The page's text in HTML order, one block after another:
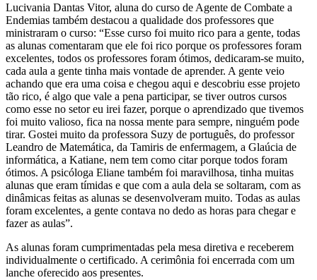
Lucivania Dantas Vitor, aluna do curso de Agente de Combate a
Endemias também destacou a qualidade dos professores que
ministraram o curso: “Esse curso foi muito rico para a gente, todas
as alunas comentaram que ele foi rico porque os professores foram
excelentes, todos os professores foram ótimos, dedicaram-se muito,
cada aula a gente tinha mais vontade de aprender. A gente veio
achando que era uma coisa e chegou aqui e descobriu esse projeto
tão rico, é algo que vale a pena participar, se tiver outros cursos
como esse no setor eu irei fazer, porque o aprendizado que tivemos
foi muito valioso, fica na nossa mente para sempre, ninguém pode
tirar. Gostei muito da professora Suzy de português, do professor
Leandro de Matemática, da Tamiris de enfermagem, a Glaúcia de
informática, a Katiane, nem tem como citar porque todos foram
ótimos. A psicóloga Eliane também foi maravilhosa, tinha muitas
alunas que eram tímidas e que com a aula dela se soltaram, com as
dinâmicas feitas as alunas se desenvolveram muito. Todas as aulas
foram excelentes, a gente contava no dedo as horas para chegar e
fazer as aulas”.
As alunas foram cumprimentadas pela mesa diretiva e receberem
individualmente o certificado. A cerimônia foi encerrada com um
lanche oferecido aos presentes.